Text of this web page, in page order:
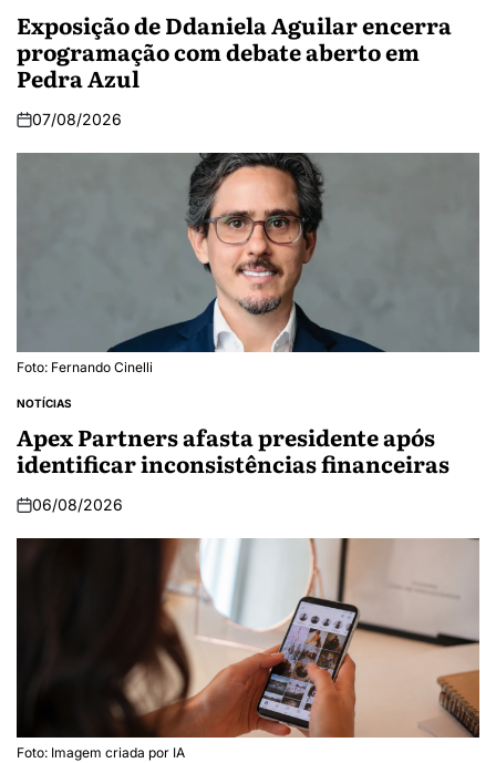
Exposição de Ddaniela Aguilar encerra
programação com debate aberto em
Pedra Azul
07/08/2026
Foto: Fernando Cinelli
NOTÍCIAS
Apex Partners afasta presidente após
identificar inconsistências financeiras
06/08/2026
Foto: Imagem criada por IA